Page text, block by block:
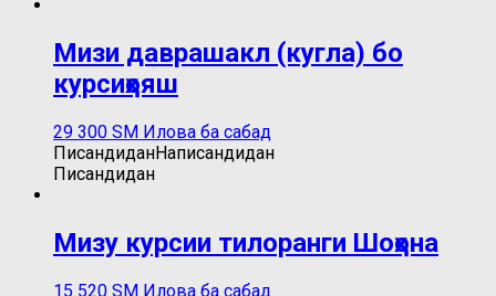
Мизи даврашакл (кугла) бо
курсиҳояш
29 300 ЅМ Илова ба сабад
ПисандиданНаписандидан
Писандидан
Мизу курсии тилоранги Шоҳона
15 520 ЅМ Илова ба сабад